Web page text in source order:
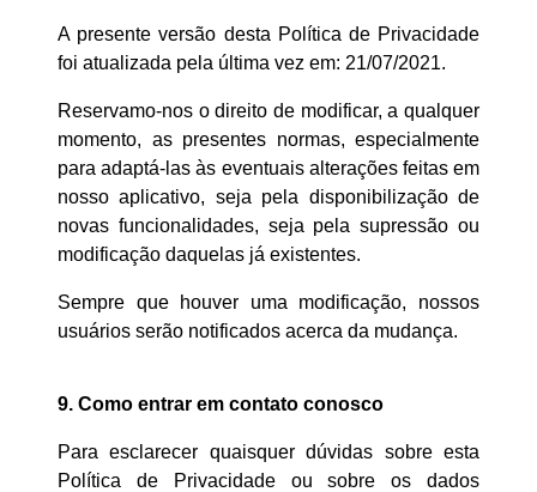
A presente versão desta Política de Privacidade
foi atualizada pela última vez em: 21/07/2021.
Reservamo-nos o direito de modificar, a qualquer
momento, as presentes normas, especialmente
para adaptá-las às eventuais alterações feitas em
nosso aplicativo, seja pela disponibilização de
novas funcionalidades, seja pela supressão ou
modificação daquelas já existentes.
Sempre que houver uma modificação, nossos
usuários serão notificados acerca da mudança.
9. Como entrar em contato conosco
Para esclarecer quaisquer dúvidas sobre esta
Política de Privacidade ou sobre os dados